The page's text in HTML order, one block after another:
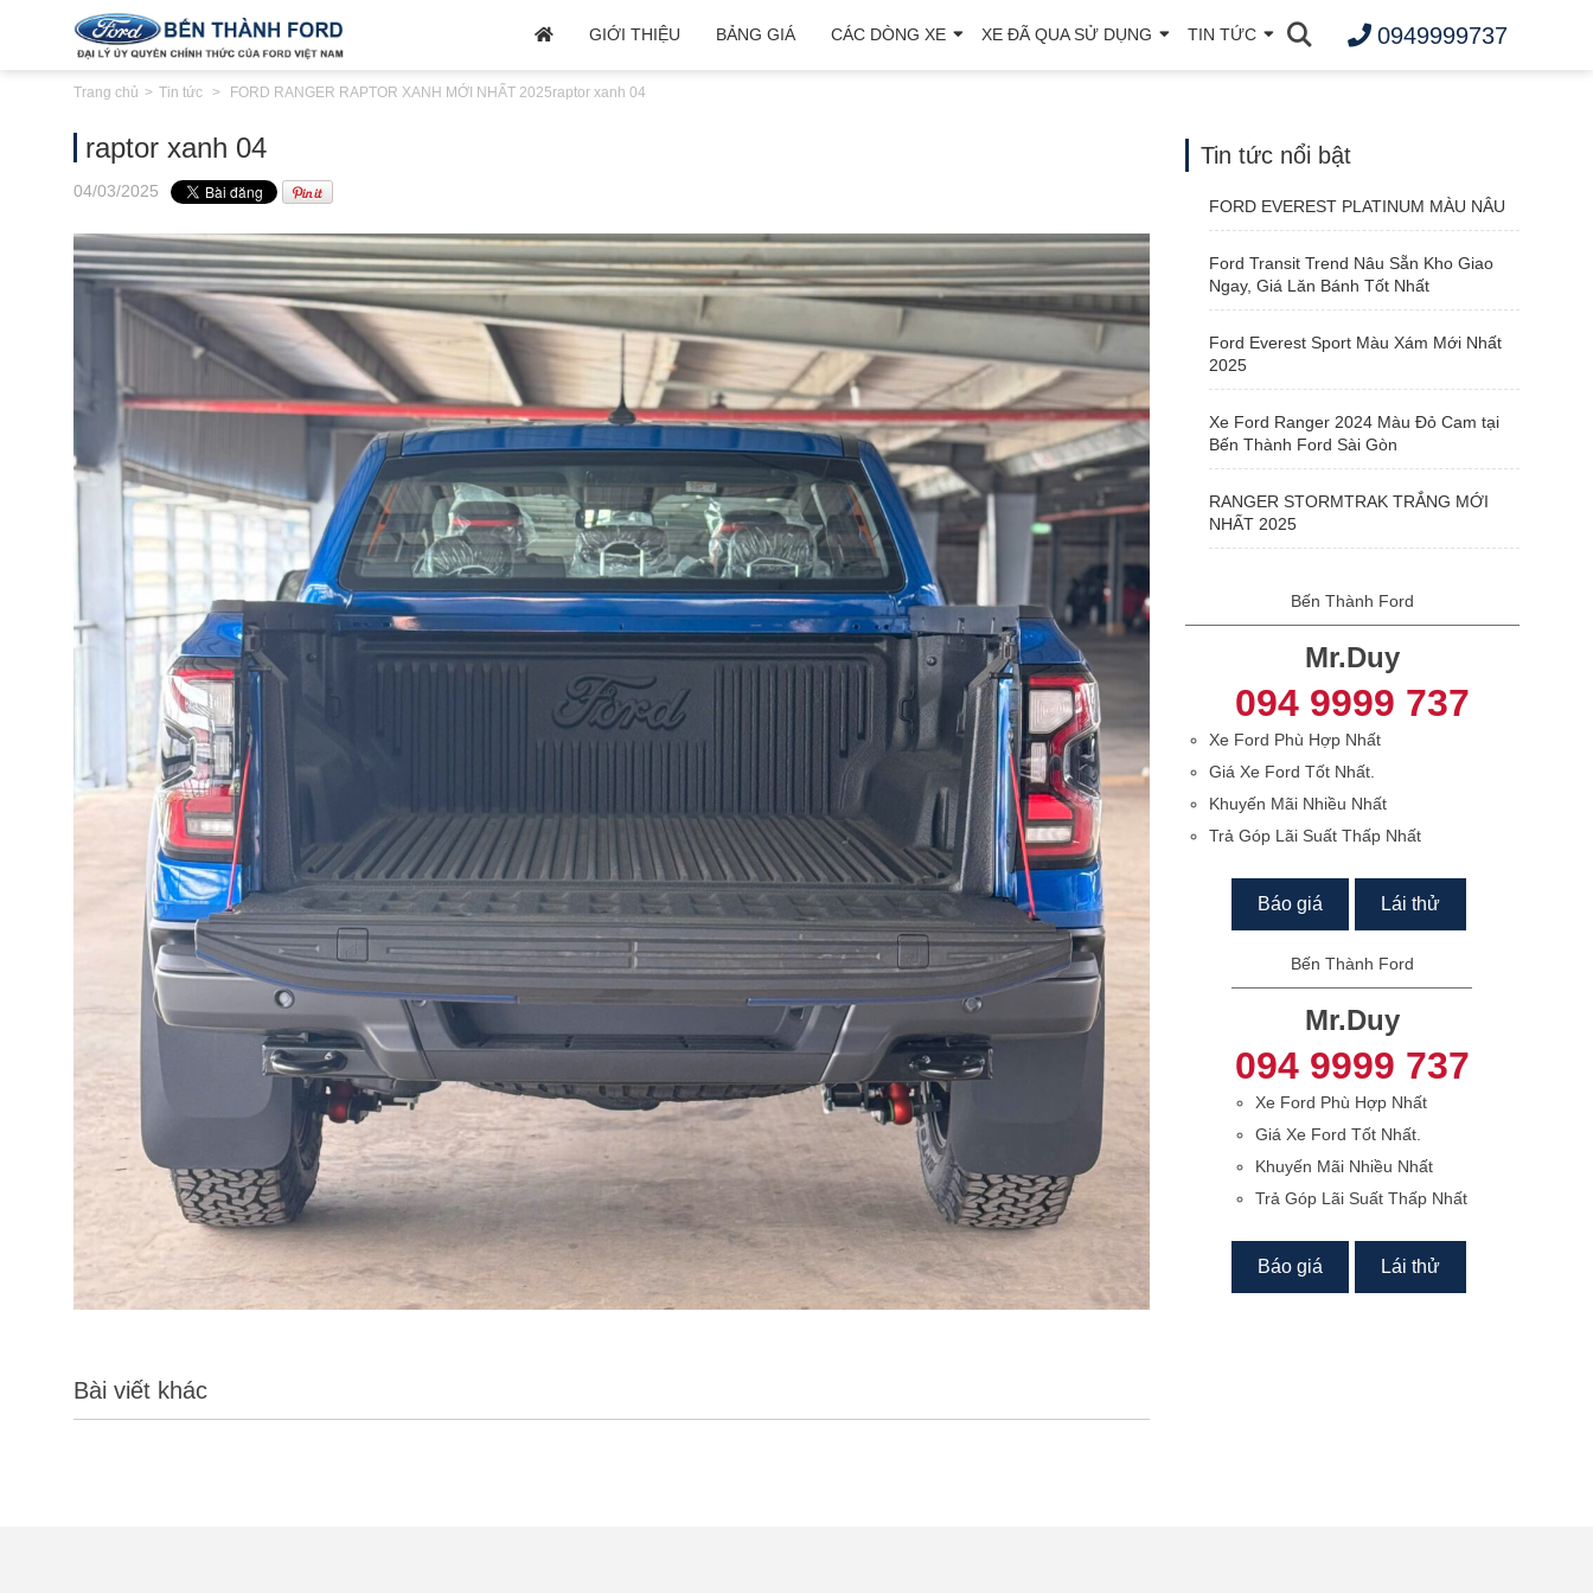
GIỚI THIỆU BẢNG GIÁ CÁC DÒNG XE XE ĐÃ QUA SỬ DỤNG TIN TỨC 0949999737
Trang chủ Tin tức FORD RANGER RAPTOR XANH MỚI NHẤT 2025raptor xanh 04
raptor xanh 04
04/03/2025
Bài viết khác
Tin tức nổi bật
FORD EVEREST PLATINUM MÀU NÂU
Ford Transit Trend Nâu Sẵn Kho Giao
Ngay, Giá Lăn Bánh Tốt Nhất
Ford Everest Sport Màu Xám Mới Nhất
2025
Xe Ford Ranger 2024 Màu Đỏ Cam tại
Bến Thành Ford Sài Gòn
RANGER STORMTRAK TRẮNG MỚI
NHẤT 2025
Bến Thành Ford
Mr.Duy
094 9999 737
Xe Ford Phù Hợp Nhất
Giá Xe Ford Tốt Nhất.
Khuyến Mãi Nhiều Nhất
Trả Góp Lãi Suất Thấp Nhất
Báo giá Lái thử
Bến Thành Ford
Mr.Duy
094 9999 737
Xe Ford Phù Hợp Nhất
Giá Xe Ford Tốt Nhất.
Khuyến Mãi Nhiều Nhất
Trả Góp Lãi Suất Thấp Nhất
Báo giá Lái thử